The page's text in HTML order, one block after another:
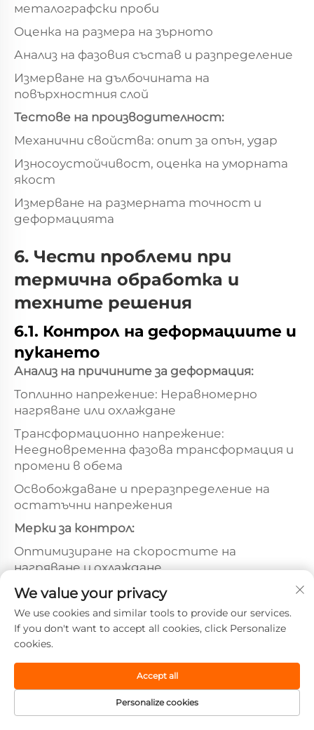
металографски проби
Оценка на размера на зърното
Анализ на фазовия състав и разпределение
Измерване на дълбочината на
повърхностния слой
Тестове на производителност:
Механични свойства: опит за опън, удар
Износоустойчивост, оценка на уморната
якост
Измерване на размерната точност и
деформацията
6. Чести проблеми при
термична обработка и
техните решения
6.1. Контрол на деформациите и
пукането
Анализ на причините за деформация:
Топлинно напрежение: Неравномерно
нагряване или охлаждане
Трансформационно напрежение:
Неедновременна фазова трансформация и
промени в обема
Освобождаване и преразпределение на
остатъчни напрежения
Мерки за контрол:
Оптимизиране на скоростите на
нагряване и охлаждане
Подобряване на конструкцията на
компонентите и решенията за фиксиране
Прилагане на процеси за аустемпериране
или мартемпериране
Предварителна термична обработка за
отслабване на напреженията
6.2. Подобряване на
We value your privacy
We use cookies and similar tools to provide our services.
If you don't want to accept all cookies, click Personalize
cookies.
Personalize cookies
Accept all